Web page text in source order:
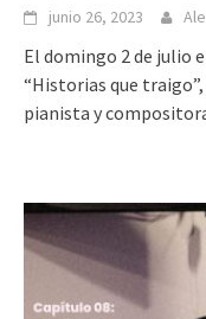
junio 26, 2023
El domingo 2 de julio
“Historias que
pianista y